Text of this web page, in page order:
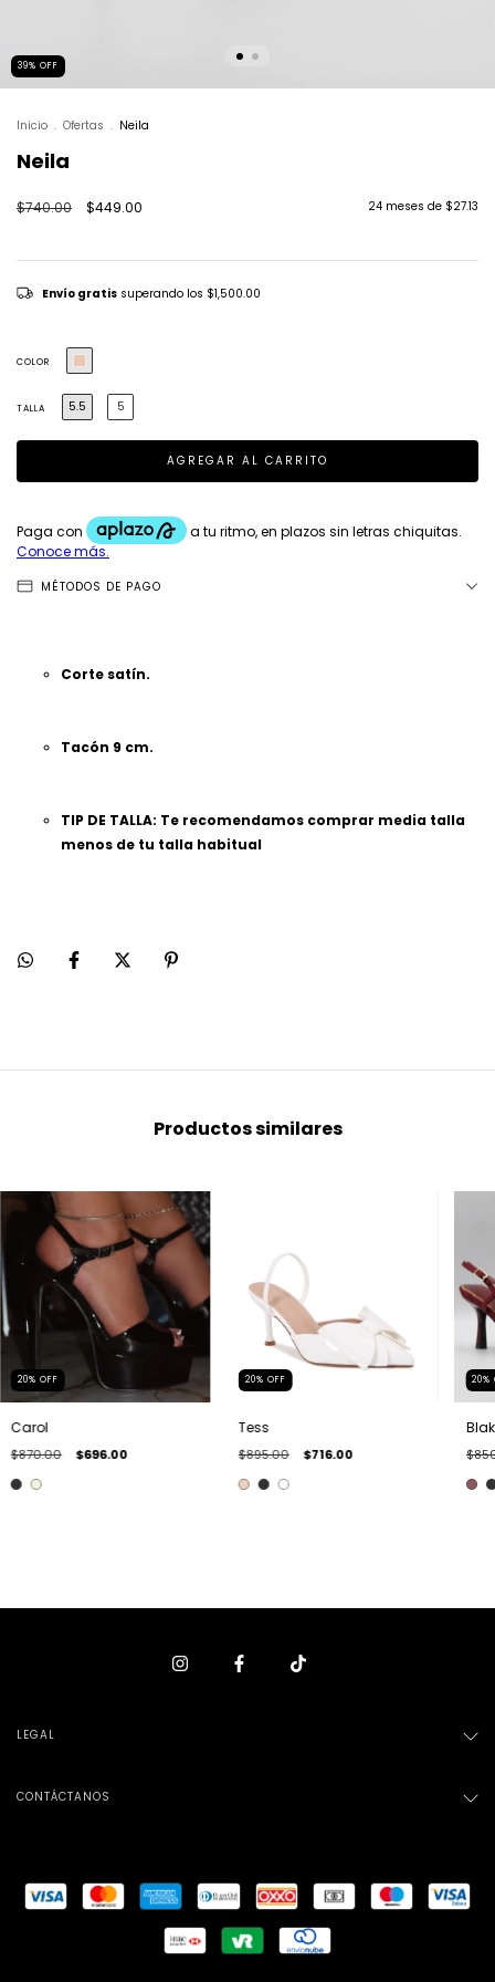
39% OFF
Inicio . Ofertas . Neila
Neila
$740.00 $449.00 24 meses de $27.13
Envío gratis superando los $1,500.00
COLOR
TALLA 5.5 5
MÉTODOS DE PAGO
Corte satín.
Tacón 9 cm.
TIP DE TALLA: Te recomendamos comprar media talla
menos de tu talla habitual
Productos similares
20% OFF
Carol
$870.00 $696.00
20% OFF
Tess
$895.00 $716.00
20%
LEGAL
CONTÁCTANOS